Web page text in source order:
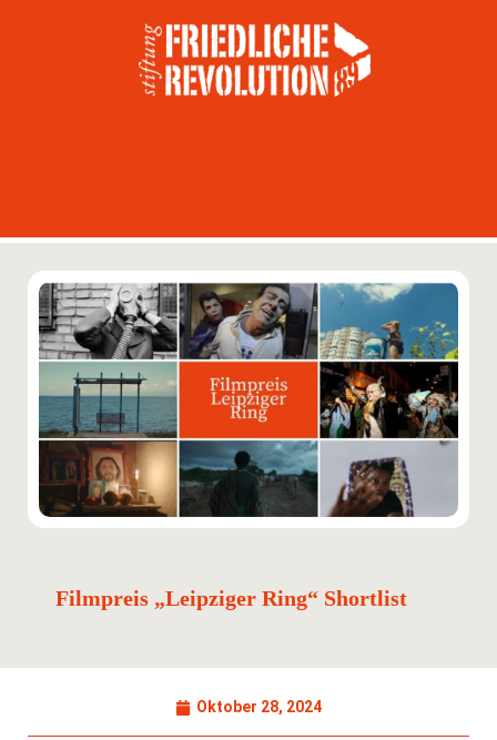
Filmpreis „Leipziger Ring“ Shortlist
Oktober 28, 2024